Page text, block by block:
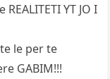
YT JO I
le per te
GABIM!!!